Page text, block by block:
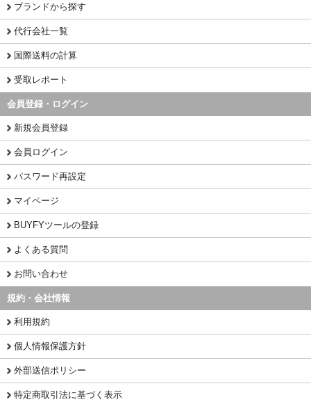
ブランドから探す
代行会社一覧
国際送料の計算
受取レポート
会員登録・ログイン
新規会員登録
会員ログイン
パスワード再設定
マイページ
BUYFYツールの登録
よくある質問
お問い合わせ
規約・会社情報
利用規約
個人情報保護方針
外部送信ポリシー
特定商取引法に基づく表示